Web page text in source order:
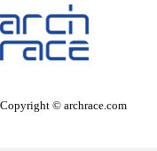
Copyright © archrace.com